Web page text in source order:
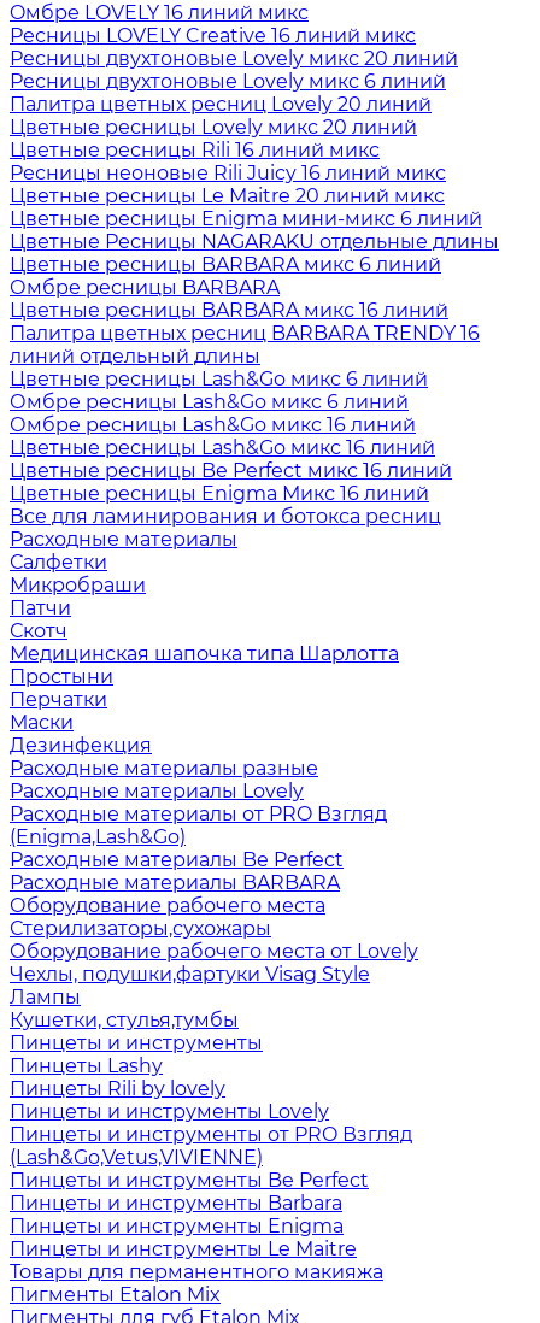
Oмбре LOVELY 16 линий микс
Ресницы LOVELY Creative 16 линий микс
Ресницы двухтоновые Lovely микс 20 линий
Ресницы двухтоновые Lovely микс 6 линий
Палитра цветных ресниц Lovely 20 линий
Цветные ресницы Lovely микс 20 линий
Цветные ресницы Rili 16 линий микс
Ресницы неоновые Rili Juicy 16 линий микс
Цветные ресницы Le Maitre 20 линий микс
Цветные ресницы Enigma мини-микс 6 линий
Цветные Ресницы NAGARAKU отдельные длины
Цветные ресницы BARBARA микс 6 линий
Омбре ресницы BARBARA
Цветные ресницы BARBARA микс 16 линий
Палитра цветных ресниц BARBARA TRENDY 16
линий отдельный длины
Цветные ресницы Lash&Go микс 6 линий
Омбре ресницы Lash&Go микс 6 линий
Омбре ресницы Lash&Go микс 16 линий
Цветные ресницы Lash&Go микс 16 линий
Цветные ресницы Be Perfect микс 16 линий
Цветные ресницы Enigma Микс 16 линий
Все для ламинирования и ботокса ресниц
Расходные материалы
Салфетки
Микробраши
Патчи
Скотч
Медицинская шапочка типа Шарлотта
Простыни
Перчатки
Маски
Дезинфекция
Расходные материалы разные
Расходные материалы Lovely
Расходные материалы от PRO Взгляд
(Enigma,Lash&Go)
Расходные материалы Be Perfect
Расходные материалы BARBARA
Оборудование рабочего места
Стерилизаторы,сухожары
Оборудование рабочего места от Lovely
Чехлы, подушки,фартуки Visag Style
Лампы
Кушетки, стулья,тумбы
Пинцеты и инструменты
Пинцеты Lashy
Пинцеты Rili by lovely
Пинцеты и инструменты Lovely
Пинцеты и инструменты от PRO Взгляд
(Lash&Go,Vetus,VIVIENNE)
Пинцеты и инструменты Be Perfect
Пинцеты и инструменты Barbara
Пинцеты и инструменты Enigma
Пинцеты и инструменты Le Maitre
Товары для перманентного макияжа
Пигменты Etalon Mix
Пигменты для губ Etalon Mix